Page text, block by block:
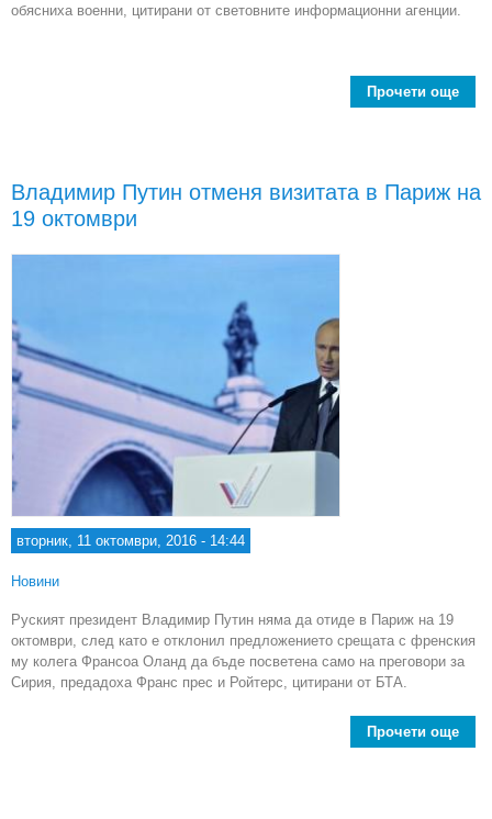
обясниха военни, цитирани от световните информационни агенции.
Прочети още
Владимир Путин отменя визитата в Париж на
19 октомври
вторник, 11 октомври, 2016 - 14:44
Новини
Руският президент Владимир Путин няма да отиде в Париж на 19
октомври, след като е отклонил предложението срещата с френския
му колега Франсоа Оланд да бъде посветена само на преговори за
Сирия, предадоха Франс прес и Ройтерс, цитирани от БТА.
Прочети още